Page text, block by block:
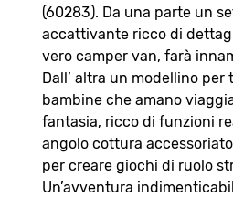
(60283). Da una parte un
accattivante ricco di
vero camper van, farà
Dall’ altra un modellino
bambine che amano
fantasia, ricco di funzioni
angolo cottura
per creare giochi di ruolo
Un’avventura